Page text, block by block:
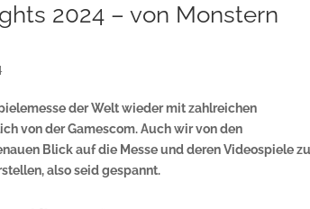
2024 – von Monstern
der Welt wieder mit zahlreichen
von der Gamescom. Auch wir von den
Blick auf die Messe und deren Videospiele zu
also seid gespannt.